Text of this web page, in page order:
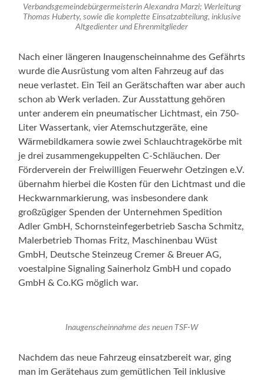
Verbandsgemeindebürgermeisterin Alexandra Marzi; Werleitung
Thomas Huberty, sowie die komplette Einsatzabteilung, inklusive
Altgedienter und Ehrenmitglieder
Nach einer längeren Inaugenscheinnahme des Gefährts
wurde die Ausrüstung vom alten Fahrzeug auf das
neue verlastet. Ein Teil an Gerätschaften war aber auch
schon ab Werk verladen. Zur Ausstattung gehören
unter anderem ein pneumatischer Lichtmast, ein 750-
Liter Wassertank, vier Atemschutzgeräte, eine
Wärmebildkamera sowie zwei Schlauchtragekörbe mit
je drei zusammengekuppelten C-Schläuchen. Der
Förderverein der Freiwilligen Feuerwehr Oetzingen e.V.
übernahm hierbei die Kosten für den Lichtmast und die
Heckwarnmarkierung, was insbesondere dank
großzügiger Spenden der Unternehmen Spedition
Adler GmbH, Schornsteinfegerbetrieb Sascha Schmitz,
Malerbetrieb Thomas Fritz, Maschinenbau Wüst
GmbH, Deutsche Steinzeug Cremer & Breuer AG,
voestalpine Signaling Sainerholz GmbH und copado
GmbH & Co.KG möglich war.
Inaugenscheinnahme des neuen TSF-W
Nachdem das neue Fahrzeug einsatzbereit war, ging
man im Gerätehaus zum gemütlichen Teil inklusive